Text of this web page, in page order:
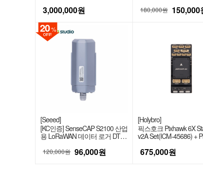
3,000,000원
[114993088]
180,000원 150,000
[Seeed]
[KC인증] SenseCAP S2100 산업
용 LoRaWAN 데이터 로거 DTU
[114992872]
120,000원
20 %
96,000원
[Holybro]
픽스호크 Pixhawk 6X
v2A Set(ICM-45686) +
675,000원